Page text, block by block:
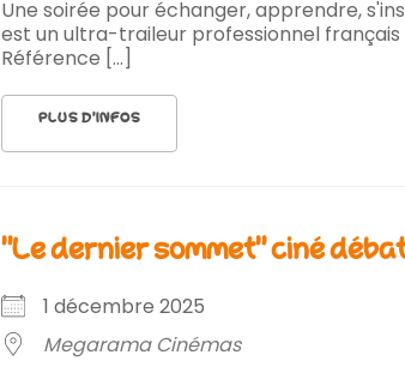
Une soirée pour échanger, apprendre,
est un ultra-traileur professionnel
Référence [...]
PLUS D’INFOS
"le dernier sommet" ciné
1 décembre 2025
Megarama Cinémas